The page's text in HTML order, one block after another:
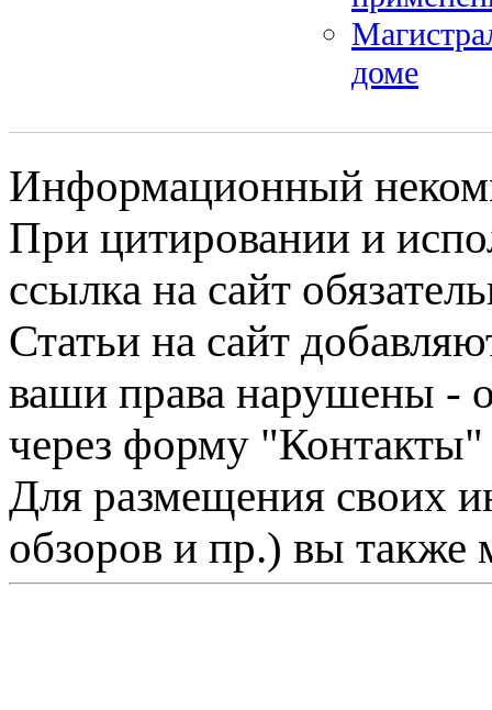
доме
Информационный
При цитировании и
ссылка на сайт
Статьи на сайт
ваши права нарушены -
через форму "Контакты"
Для размещения своих
обзоров и пр.) вы также